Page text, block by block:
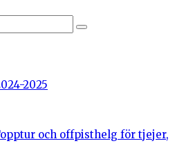
2025
och offpisthelg för tjejer,